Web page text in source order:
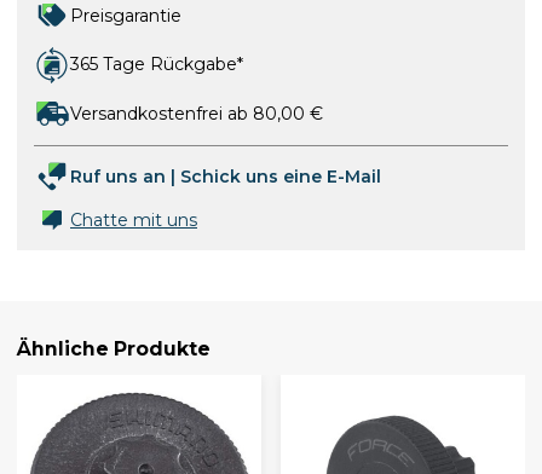
Preisgarantie
365 Tage Rückgabe*
Versandkostenfrei ab 80,00 €
Ruf uns an | Schick uns eine E-Mail
Chatte mit uns
Ähnliche Produkte